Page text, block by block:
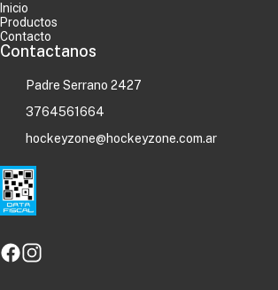
Inicio
Productos
Contacto
Contactanos
Padre Serrano 2427
3764561664
hockeyzone@hockeyzone.com.ar